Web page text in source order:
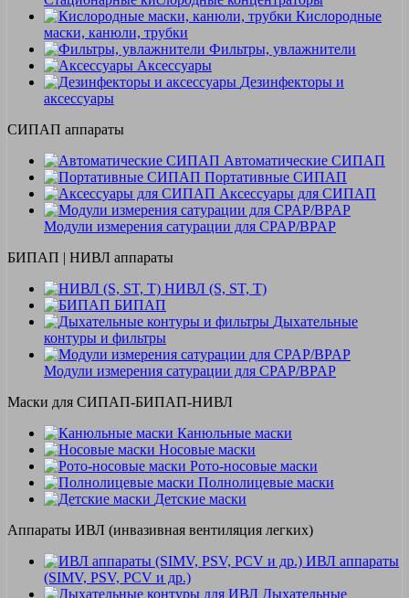
Кислородные
маски, канюли, трубки
Фильтры, увлажнители
Аксессуары
Дезинфекторы и
аксессуары
СИПАП аппараты
Автоматические СИПАП
Портативные СИПАП
Аксессуары для СИПАП
Модули измерения сатурации для CPAP/BPAP
БИПАП | НИВЛ аппараты
НИВЛ (S, ST, T)
БИПАП
Дыхательные
контуры и фильтры
Модули измерения сатурации для CPAP/BPAP
Маски для СИПАП-БИПАП-НИВЛ
Канюльные маски
Носовые маски
Рото-носовые маски
Полнолицевые маски
Детские маски
Аппараты ИВЛ (инвазивная вентиляция легких)
ИВЛ аппараты
(SIMV, PSV, PCV и др.)
Дыхательные